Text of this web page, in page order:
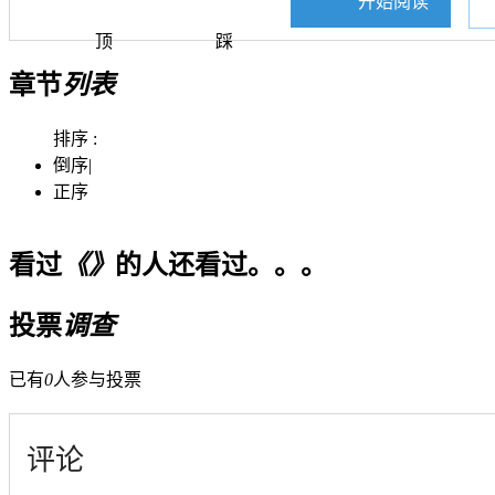
顶 踩
章节列表
排序 :
倒序|
正序
看过《》 的人还看过。。。
投票调查
已有0人参与投票
评论